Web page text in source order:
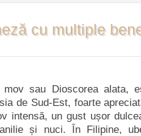
cu multiple
sau Dioscorea alata,
de Sud-Est, foarte
intensă, un gust ușor
și nuci. În Filipine,